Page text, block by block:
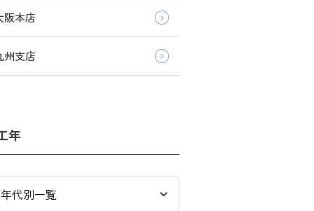
阪本店
州支店
年